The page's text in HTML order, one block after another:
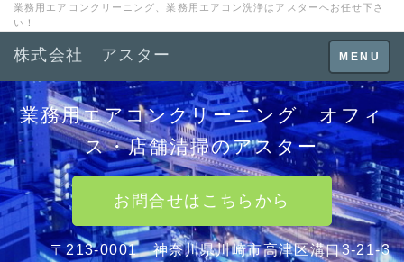
業務用エアコンクリーニング、業務用エアコン洗浄はアスターへお任せ下さ
い！
Toggle
navigation
MENU
株式会社 アスター
業務用エアコンクリーニング オフィ
ス・店舗清掃のアスター
お問合せはこちらから
〒213-0001 神奈川県川崎市高津区溝口3-21-3